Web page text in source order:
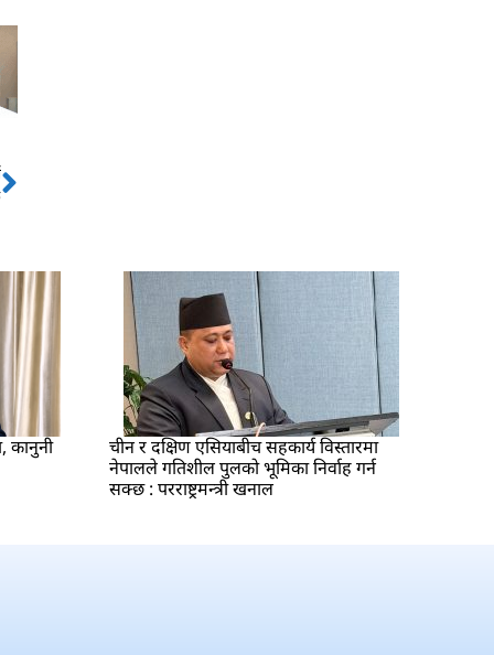
Next
कानुनी
चीन र दक्षिण एसियाबीच सहकार्य विस्तारमा
नेपालले गतिशील पुलको भूमिका निर्वाह गर्न
सक्छ : परराष्ट्रमन्त्री खनाल